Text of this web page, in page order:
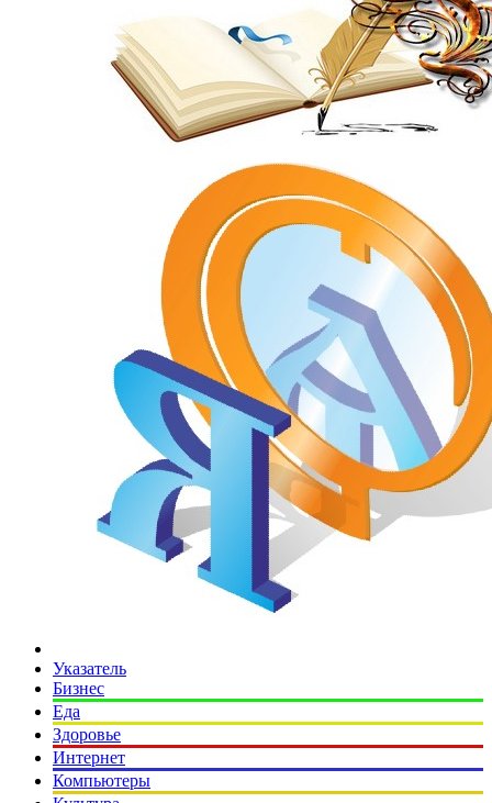
Указатель
Бизнес
Еда
Здоровье
Интернет
Компьютеры